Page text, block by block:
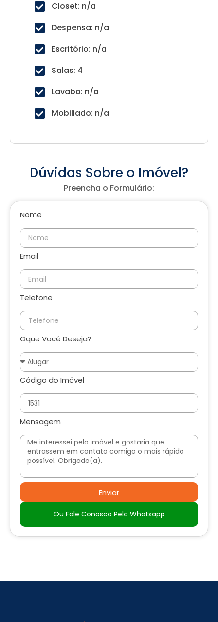
Closet: n/a
Despensa: n/a
Escritório: n/a
Salas: 4
Lavabo: n/a
Mobiliado: n/a
Dúvidas Sobre o Imóvel?
Preencha o Formulário:
Nome
Email
Telefone
Oque Você Deseja?
Código do Imóvel
Mensagem
Enviar
Ou Fale Conosco Pelo Whatsapp